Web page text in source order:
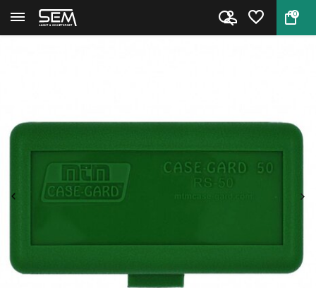
0
Terug Home Case Gard RS-50 van MTM